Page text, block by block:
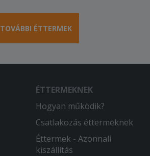
TOVÁBBI ÉTTERMEK
ÉTTERMEKNEK
Hogyan működik?
Csatlakozás éttermeknek
Éttermek - Azonnali
kiszállítás